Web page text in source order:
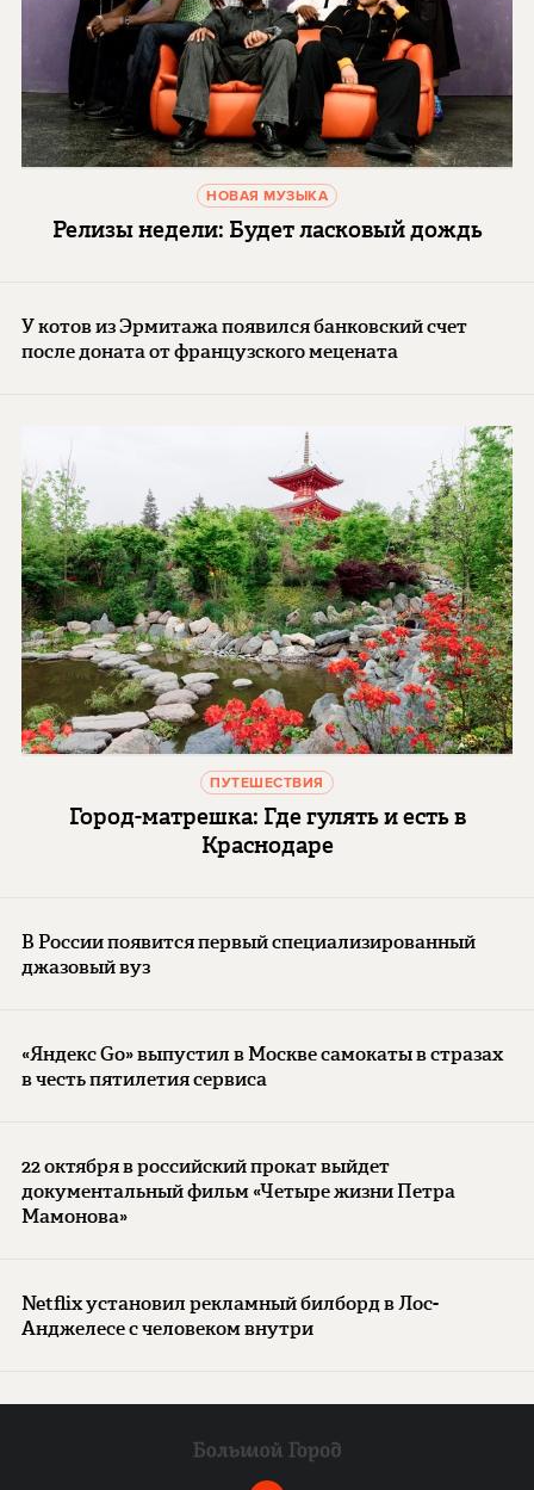
НОВАЯ МУЗЫКА
Релизы недели: Будет ласковый дождь
У котов из Эрмитажа появился банковский счет
после доната от французского мецената
ПУТЕШЕСТВИЯ
Город-матрешка: Где гулять и есть в
Краснодаре
В России появится первый специализированный
джазовый вуз
«Яндекс Go» выпустил в Москве самокаты в стразах
в честь пятилетия сервиса
22 октября в российский прокат выйдет
документальный фильм «Четыре жизни Петра
Мамонова»
Netflix установил рекламный билборд в Лос-
Анджелесе с человеком внутри